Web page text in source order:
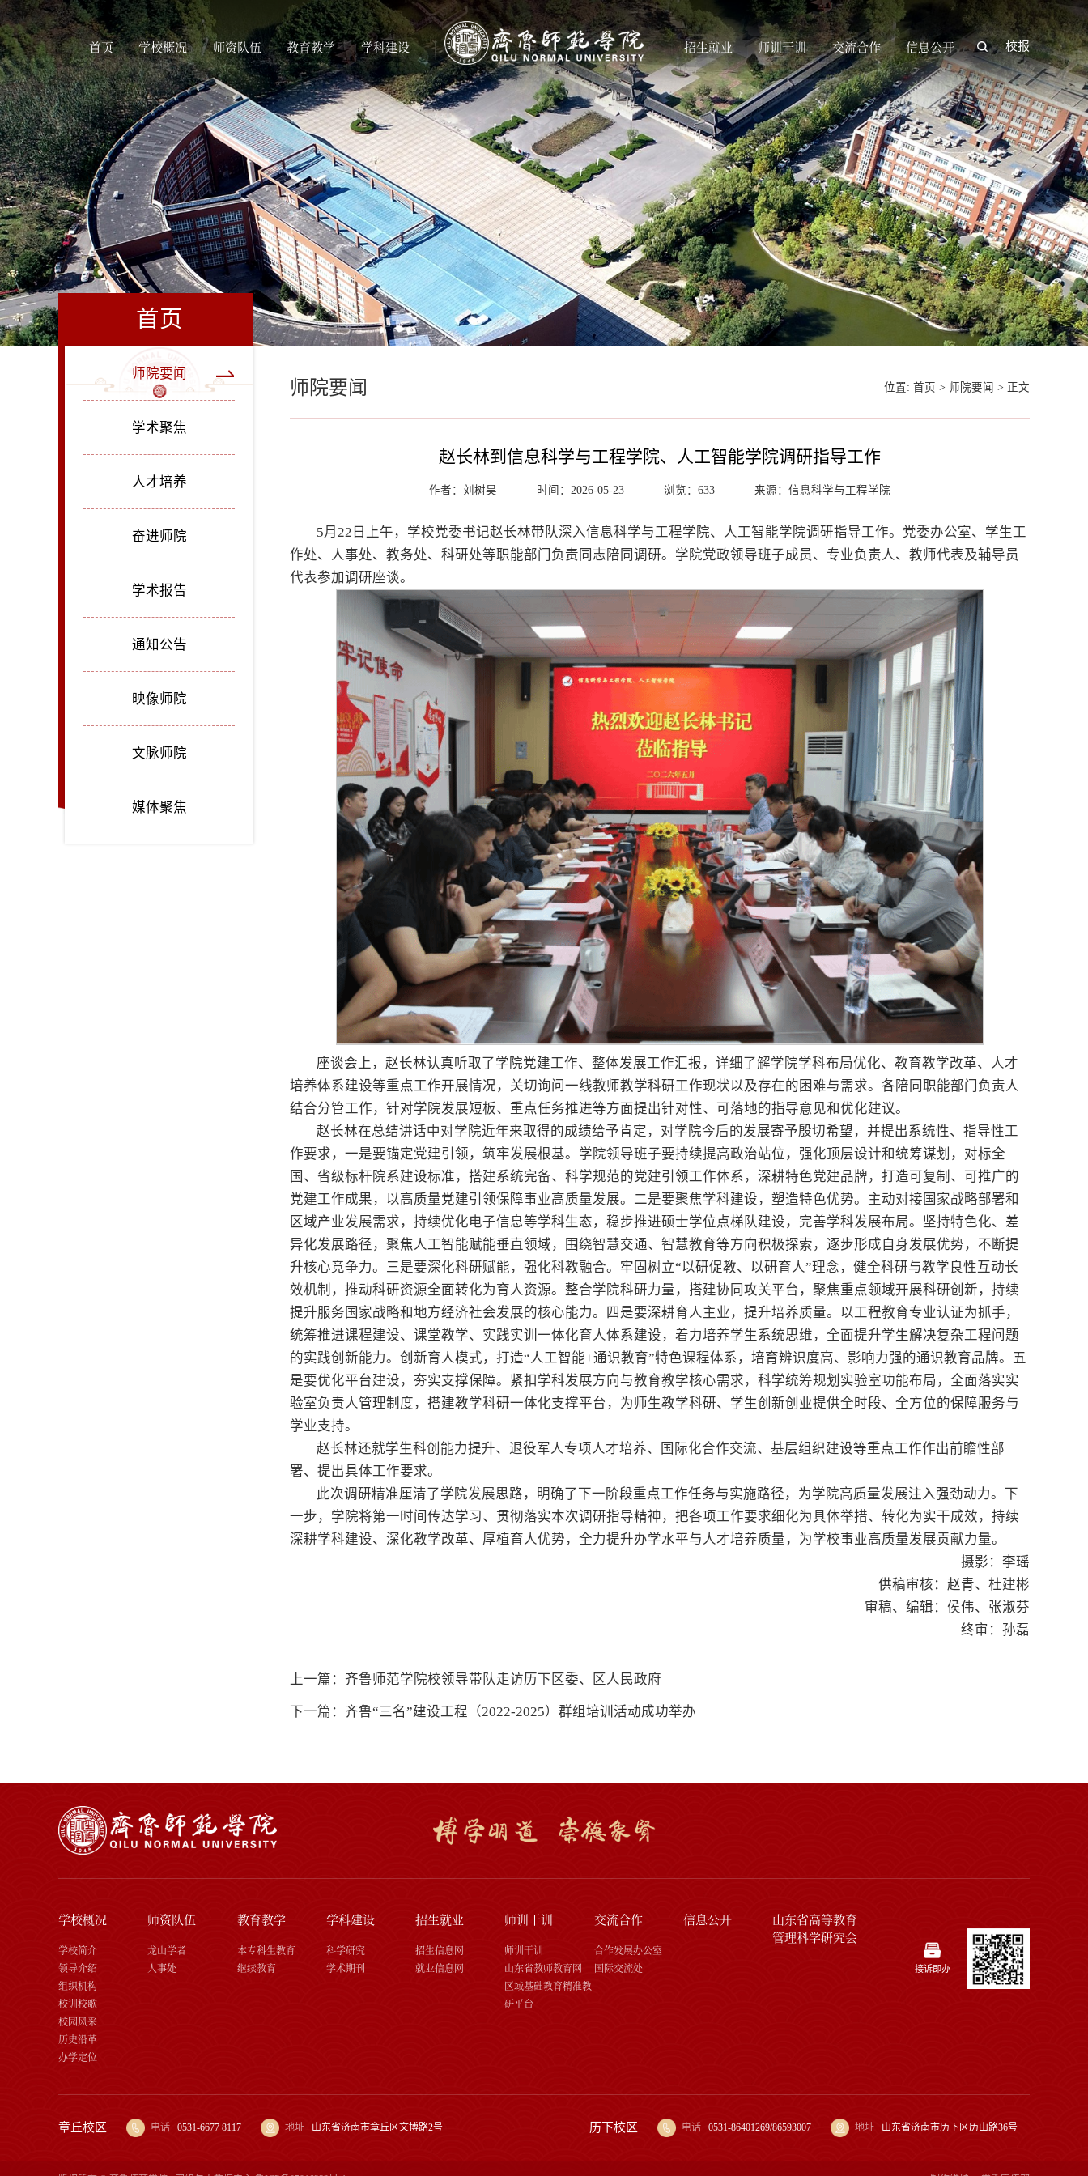
首页 学校概况 师资队伍 教育教学 学科建设 招生就业 师训干训 交流合作 信息公开 校报
首页
师院要闻
学术聚焦
人才培养
奋进师院
学术报告
通知公告
映像师院
文脉师院
媒体聚焦
师院要闻 位置: 首页 > 师院要闻 > 正文
赵长林到信息科学与工程学院、人工智能学院调研指导工作
作者：刘树昊 时间：2026-05-23 浏览： 633 来源：信息科学与工程学院
5月22日上午，学校党委书记赵长林带队深入信息科学与工程学院、人工智能学院调研指导工作。党委办公室、学生工
作处、人事处、教务处、科研处等职能部门负责同志陪同调研。学院党政领导班子成员、专业负责人、教师代表及辅导员
代表参加调研座谈。
座谈会上，赵长林认真听取了学院党建工作、整体发展工作汇报，详细了解学院学科布局优化、教育教学改革、人才
培养体系建设等重点工作开展情况，关切询问一线教师教学科研工作现状以及存在的困难与需求。各陪同职能部门负责人
结合分管工作，针对学院发展短板、重点任务推进等方面提出针对性、可落地的指导意见和优化建议。
赵长林在总结讲话中对学院近年来取得的成绩给予肯定，对学院今后的发展寄予殷切希望，并提出系统性、指导性工
作要求，一是要锚定党建引领，筑牢发展根基。学院领导班子要持续提高政治站位，强化顶层设计和统筹谋划，对标全
国、省级标杆院系建设标准，搭建系统完备、科学规范的党建引领工作体系，深耕特色党建品牌，打造可复制、可推广的
党建工作成果，以高质量党建引领保障事业高质量发展。二是要聚焦学科建设，塑造特色优势。主动对接国家战略部署和
区域产业发展需求，持续优化电子信息等学科生态，稳步推进硕士学位点梯队建设，完善学科发展布局。坚持特色化、差
异化发展路径，聚焦人工智能赋能垂直领域，围绕智慧交通、智慧教育等方向积极探索，逐步形成自身发展优势，不断提
升核心竞争力。三是要深化科研赋能，强化科教融合。牢固树立“以研促教、以研育人”理念，健全科研与教学良性互动长
效机制，推动科研资源全面转化为育人资源。整合学院科研力量，搭建协同攻关平台，聚焦重点领域开展科研创新，持续
提升服务国家战略和地方经济社会发展的核心能力。四是要深耕育人主业，提升培养质量。以工程教育专业认证为抓手，
统筹推进课程建设、课堂教学、实践实训一体化育人体系建设，着力培养学生系统思维，全面提升学生解决复杂工程问题
的实践创新能力。创新育人模式，打造“人工智能+通识教育”特色课程体系，培育辨识度高、影响力强的通识教育品牌。五
是要优化平台建设，夯实支撑保障。紧扣学科发展方向与教育教学核心需求，科学统筹规划实验室功能布局，全面落实实
验室负责人管理制度，搭建教学科研一体化支撑平台，为师生教学科研、学生创新创业提供全时段、全方位的保障服务与
学业支持。
赵长林还就学生科创能力提升、退役军人专项人才培养、国际化合作交流、基层组织建设等重点工作作出前瞻性部
署、提出具体工作要求。
此次调研精准厘清了学院发展思路，明确了下一阶段重点工作任务与实施路径，为学院高质量发展注入强劲动力。下
一步，学院将第一时间传达学习、贯彻落实本次调研指导精神，把各项工作要求细化为具体举措、转化为实干成效，持续
深耕学科建设、深化教学改革、厚植育人优势，全力提升办学水平与人才培养质量，为学校事业高质量发展贡献力量。
摄影：李瑶
供稿审核：赵青、杜建彬
审稿、编辑：侯伟、张淑芬
终审：孙磊
上一篇：齐鲁师范学院校领导带队走访历下区委、区人民政府
下一篇：齐鲁“三名”建设工程（2022-2025）群组培训活动成功举办
学校概况
学校简介
领导介绍
组织机构
校训校歌
校园风采
历史沿革
办学定位
师资队伍
龙山学者
人事处
教育教学
本专科生教育
继续教育
学科建设
科学研究
学术期刊
招生就业
招生信息网
就业信息网
师训干训
师训干训
山东省教师教育网
区域基础教育精准教
研平台
交流合作
合作发展办公室
国际交流处
信息公开
山东省高等教育
管理科学研究会
接诉即办
章丘校区 电话 0531-6677 8117 地址 山东省济南市章丘区文博路2号 历下校区 电话 0531-86401269/86593007 地址 山东省济南市历下区历山路36号